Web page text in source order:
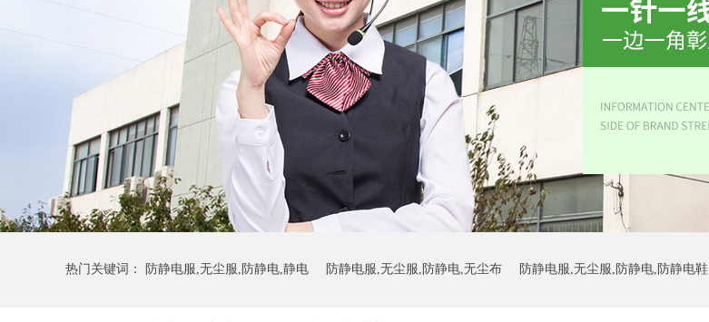
热门关键词： 防静电服,无尘服,防静电,静电 防静电服,无尘服,防静电,无尘布 防静电服,无尘服,防静电,防静电鞋